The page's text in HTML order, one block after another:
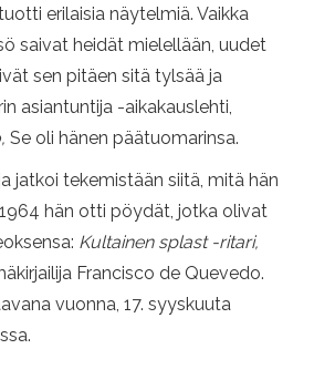
erilaisia ​​näytelmiä. Vaikka
saivat heidät mielellään, uudet
sen pitäen sitä tylsää ja
asiantuntija -aikakauslehti,
Se oli hänen päätuomarinsa.
jatkoi tekemistään siitä, mitä hän
hän otti pöydät, jotka olivat
Kultainen splast -ritari,
Francisco de Quevedo.
vuonna, 17. syyskuuta